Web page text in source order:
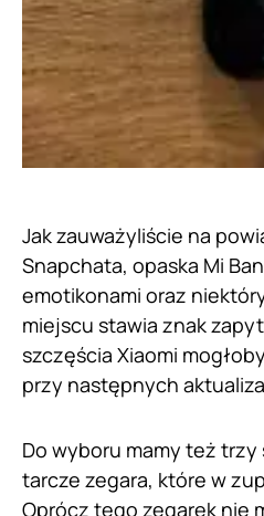
Jak zauważyliście na
Snapchata, opaska Mi
emotikonami oraz
miejscu stawia znak
szczęścia Xiaomi
przy następnych
Do wyboru mamy też
tarcze zegara, które w
Oprócz tego zegarek nie